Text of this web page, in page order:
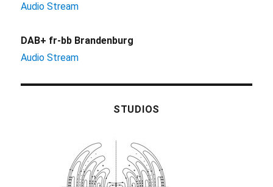
Audio Stream
DAB+ fr-bb Brandenburg
Audio Stream
STUDIOS